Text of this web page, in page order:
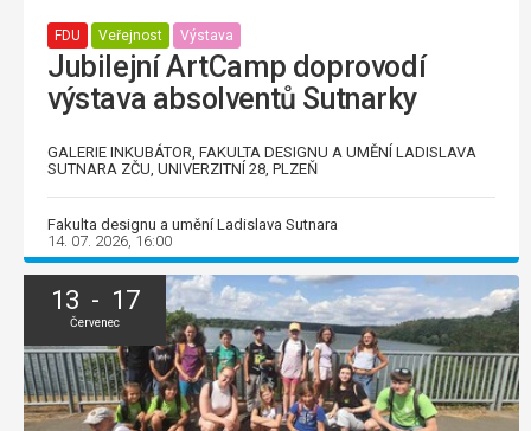
FDU Veřejnost Výstava
Jubilejní ArtCamp doprovodí
výstava absolventů Sutnarky
GALERIE INKUBÁTOR, FAKULTA DESIGNU A UMĚNÍ LADISLAVA
SUTNARA ZČU, UNIVERZITNÍ 28, PLZEŇ
Fakulta designu a umění Ladislava Sutnara
14. 07. 2026, 16:00
13 - 17
Červenec